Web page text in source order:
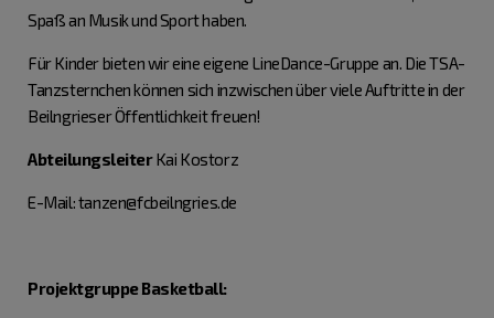
Spaß an Musik und Sport haben.
Für Kinder bieten wir eine eigene LineDance-Gruppe an. Die TSA-
Tanzsternchen können sich inzwischen über viele Auftritte in der
Beilngrieser Öffentlichkeit freuen!
AbteilungsleiterKai Kostorz
E-Mail: tanzen@fcbeilngries.de
Projektgruppe Basketball: